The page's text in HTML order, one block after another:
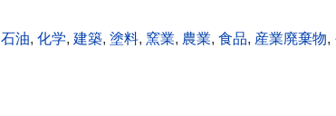
石油, 化学, 建築, 塗料, 窯業, 農業, 食品, 産業廃棄物,